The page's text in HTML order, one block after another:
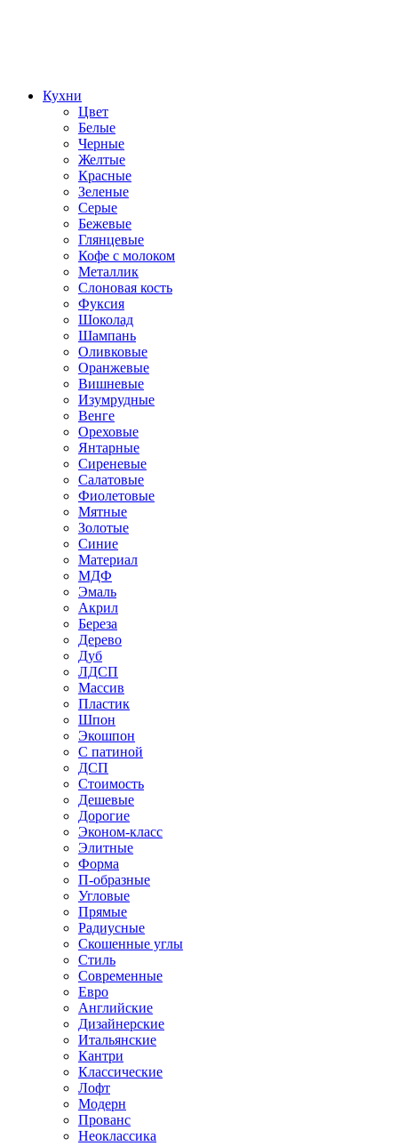
Кухни
Цвет
Белые
Черные
Желтые
Красные
Зеленые
Серые
Бежевые
Глянцевые
Кофе с молоком
Металлик
Слоновая кость
Фуксия
Шоколад
Шампань
Оливковые
Оранжевые
Вишневые
Изумрудные
Венге
Ореховые
Янтарные
Сиреневые
Салатовые
Фиолетовые
Мятные
Золотые
Синие
Материал
МДФ
Эмаль
Акрил
Береза
Дерево
Дуб
ЛДСП
Массив
Пластик
Шпон
Экошпон
С патиной
ДСП
Стоимость
Дешевые
Дорогие
Эконом-класс
Элитные
Форма
П-образные
Угловые
Прямые
Радиусные
Скошенные углы
Стиль
Современные
Евро
Английские
Дизайнерские
Итальянские
Кантри
Классические
Лофт
Модерн
Прованс
Неоклассика